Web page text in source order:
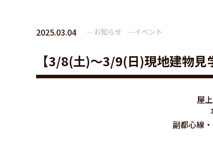
2025.03.04 お知らせ イベント
【3/8(土)～3/9(日)現地建物見
屋
副都心線